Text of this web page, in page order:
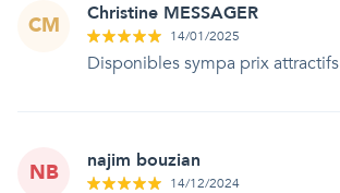
CM Christine MESSAGER
14/01/2025
Disponibles sympa prix attractifs
NB najim bouzian
14/12/2024